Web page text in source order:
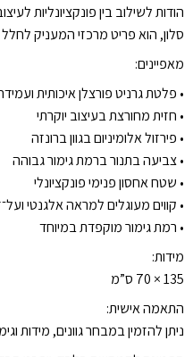
הודות לשילוב בין פונקציונליות
סלון, הוא פריט מרכזי המעניק לחלל
מאפיינים:
•⁠ ⁠פלטת גרניט פורצלן איכותית
•⁠ ⁠חזית מחורצת בעיצוב יוקרתי
•⁠ ⁠פירזול אלומיניום בגוון ברונזה
•⁠ ⁠צביעה בתנור ברמת גימור גבוהה
•⁠ ⁠שטח אחסון פנימי פונקציונלי
•⁠ ⁠קווים מעוגלים למראה אלגנטי
•⁠ ⁠רמת גימור מוקפדת במיוחד
מידות:
135 × 70 ס”מ
התאמה אישית:
ניתן להזמין במבחר גוונים, מידות